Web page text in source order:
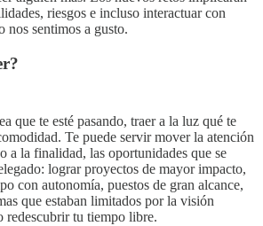
riesgos e incluso interactuar con
nos sentimos a gusto.
que te esté pasando, traer a la luz qué te
Te puede servir mover la atención
a la finalidad, las oportunidades que se
lograr proyectos de mayor impacto,
con autonomía, puestos de gran alcance,
que estaban limitados por la visión
redescubrir tu tiempo libre.